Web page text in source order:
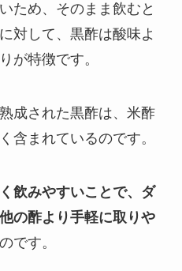
ため、そのまま飲むと
対して、黒酢は酸味よ
が特徴です。
成された黒酢は、米酢
含まれているのです。
飲みやすいことで、ダ
の酢より手軽に取りや
です。